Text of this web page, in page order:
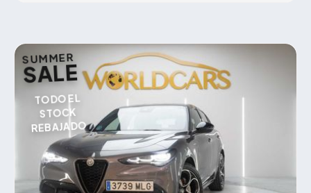
SUMMER
SALE
TODO EL
STOCK
REBAJADO